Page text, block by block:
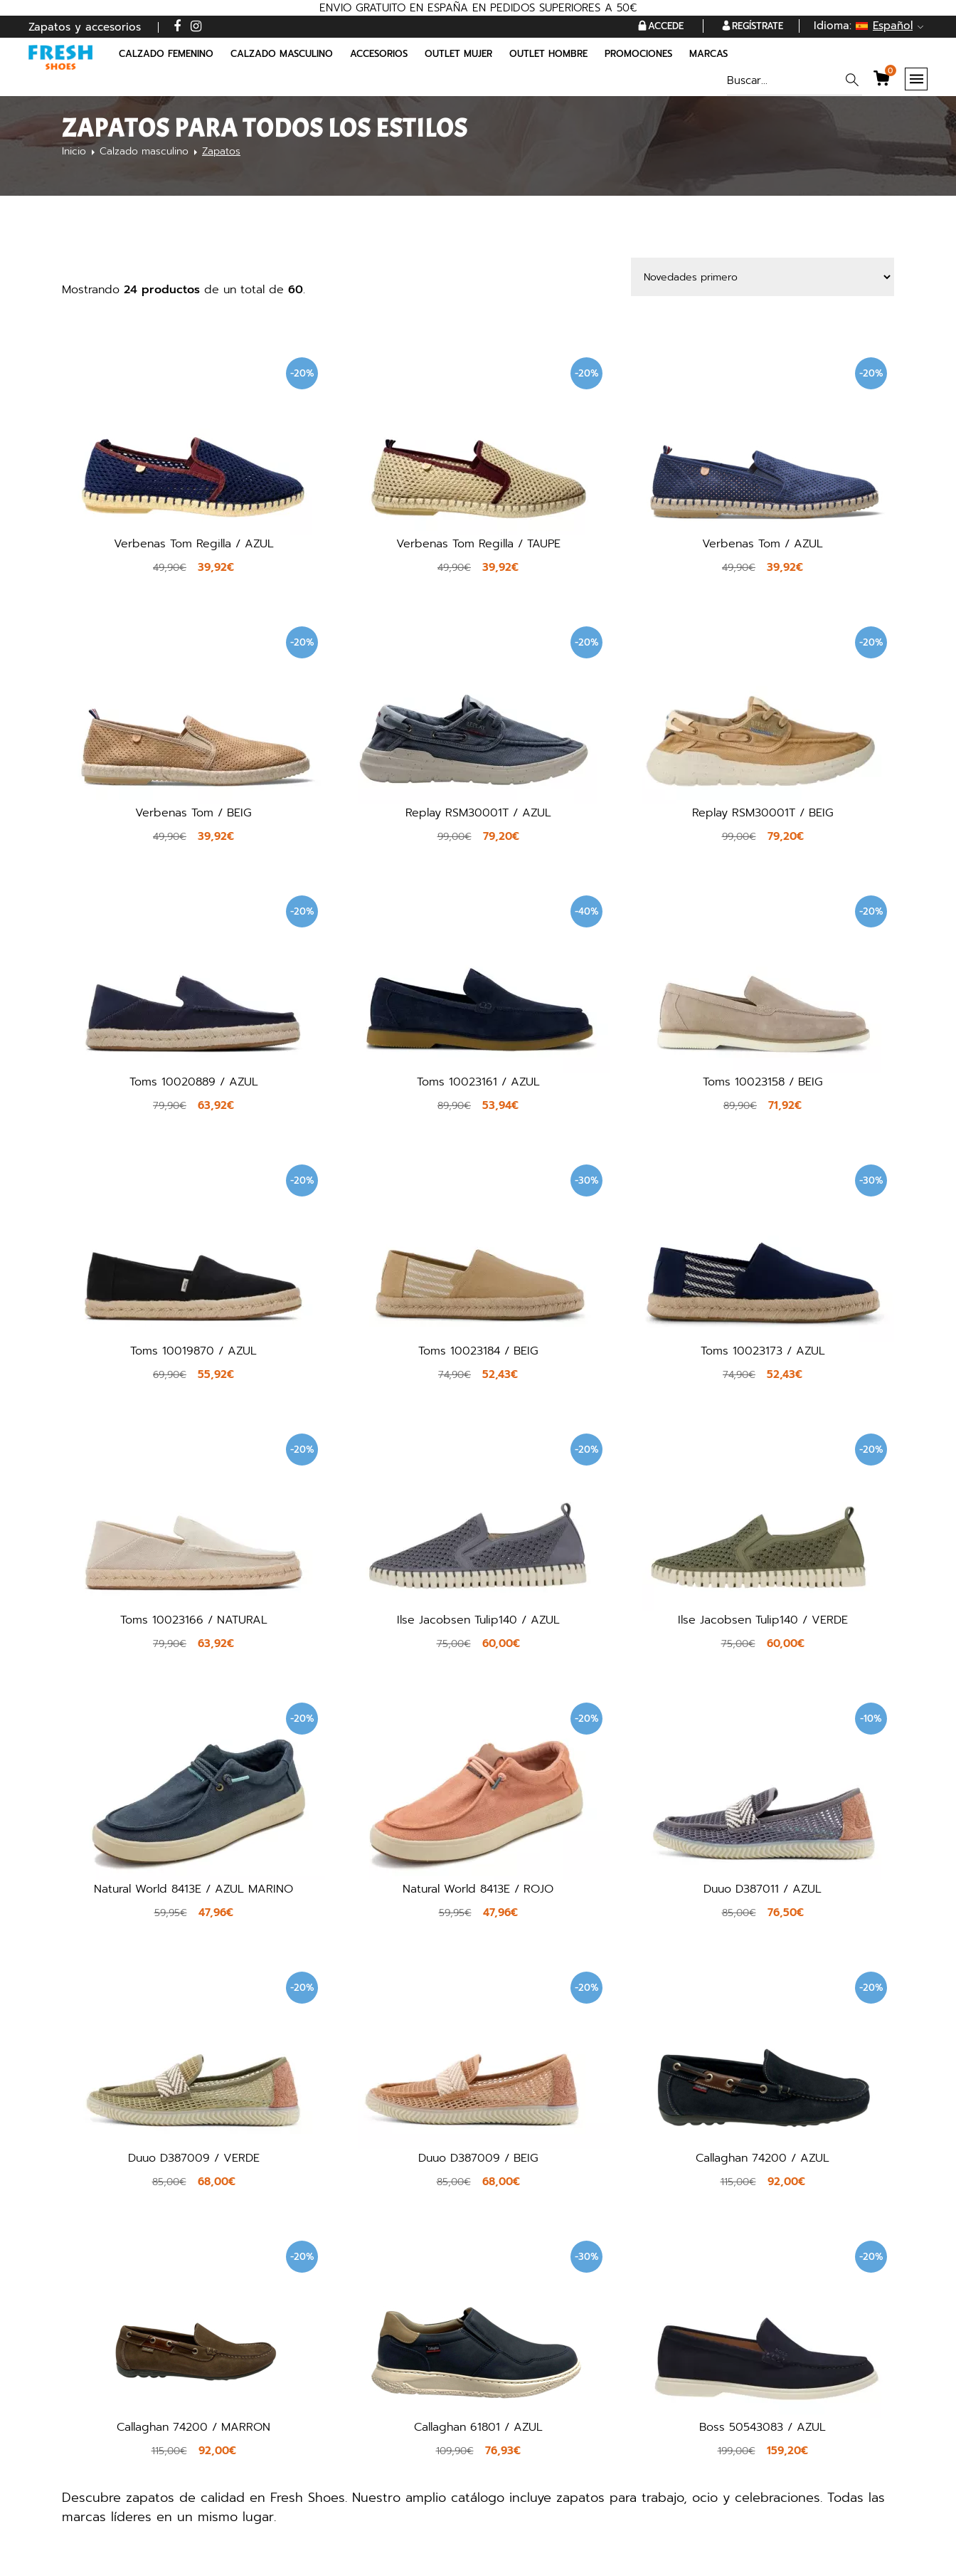
ENVIO GRATUITO EN ESPAÑA EN PEDIDOS SUPERIORES A 50€
Zapatos y accesorios
ACCEDE REGÍSTRATE Idioma: Español
CALZADO FEMENINO CALZADO MASCULINO ACCESORIOS OUTLET MUJER OUTLET HOMBRE PROMOCIONES MARCAS
0
ZAPATOS PARA TODOS LOS ESTILOS
Inicio Calzado masculino Zapatos
Mostrando 24 productos de un total de 60.
-20%
Verbenas Tom Regilla / AZUL
49,90€ 39,92€
-20%
Verbenas Tom Regilla / TAUPE
49,90€ 39,92€
-20%
Verbenas Tom / AZUL
49,90€ 39,92€
-20%
Verbenas Tom / BEIG
49,90€ 39,92€
-20%
Replay RSM30001T / AZUL
99,00€ 79,20€
-20%
Replay RSM30001T / BEIG
99,00€ 79,20€
-20%
Toms 10020889 / AZUL
79,90€ 63,92€
-40%
Toms 10023161 / AZUL
89,90€ 53,94€
-20%
Toms 10023158 / BEIG
89,90€ 71,92€
-20%
Toms 10019870 / AZUL
69,90€ 55,92€
-30%
Toms 10023184 / BEIG
74,90€ 52,43€
-30%
Toms 10023173 / AZUL
74,90€ 52,43€
-20%
Toms 10023166 / NATURAL
79,90€ 63,92€
-20%
Ilse Jacobsen Tulip140 / AZUL
75,00€ 60,00€
-20%
Ilse Jacobsen Tulip140 / VERDE
75,00€ 60,00€
-20%
Natural World 8413E / AZUL MARINO
59,95€ 47,96€
-20%
Natural World 8413E / ROJO
59,95€ 47,96€
-10%
Duuo D387011 / AZUL
85,00€ 76,50€
-20%
Duuo D387009 / VERDE
85,00€ 68,00€
-20%
Duuo D387009 / BEIG
85,00€ 68,00€
-20%
Callaghan 74200 / AZUL
115,00€ 92,00€
-20%
Callaghan 74200 / MARRON
115,00€ 92,00€
-30%
Callaghan 61801 / AZUL
109,90€ 76,93€
-20%
Boss 50543083 / AZUL
199,00€ 159,20€
Descubre zapatos de calidad en Fresh Shoes. Nuestro amplio catálogo incluye zapatos para trabajo, ocio y celebraciones. Todas las
marcas líderes en un mismo lugar.